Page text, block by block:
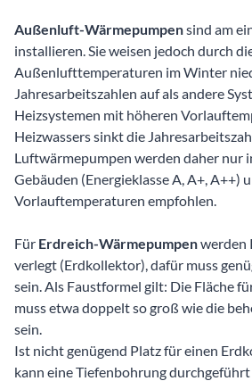
Außenluft-Wärmepumpensind am
installieren. Sie weisen jedoch durch
Außenlufttemperaturen im Winter
Jahresarbeitszahlen auf als andere
Heizsystemen mit höheren
Heizwassers sinkt die
Luftwärmepumpen werden daher nur
Gebäuden (Energieklasse A, A+, A++)
Vorlauftemperaturen empfohlen.
Für Erdreich-Wärmepumpenwerden
verlegt (Erdkollektor), dafür muss
sein. Als Faustformel gilt: Die Fläche
muss etwa doppelt so groß wie die
sein.
Ist nicht genügend Platz für einen
kann eine Tiefenbohrung